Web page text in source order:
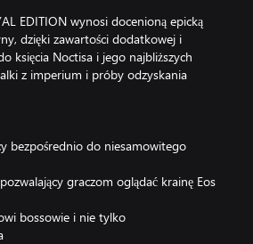
EDITION wynosi docenioną epicką
dzięki zawartości dodatkowej i
księcia Noctisa i jego najbliższych
z imperium i próby odzyskania
bezpośrednio do niesamowitego
graczom oglądać krainę Eos
bossowie i nie tylko